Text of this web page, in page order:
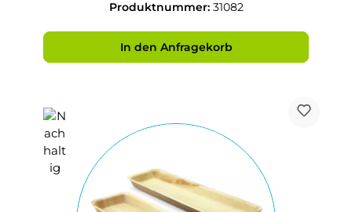
Produktnummer: 31082
In den Anfragekorb